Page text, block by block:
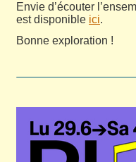
Envie d’écouter
est disponible ici.
Bonne exploration !